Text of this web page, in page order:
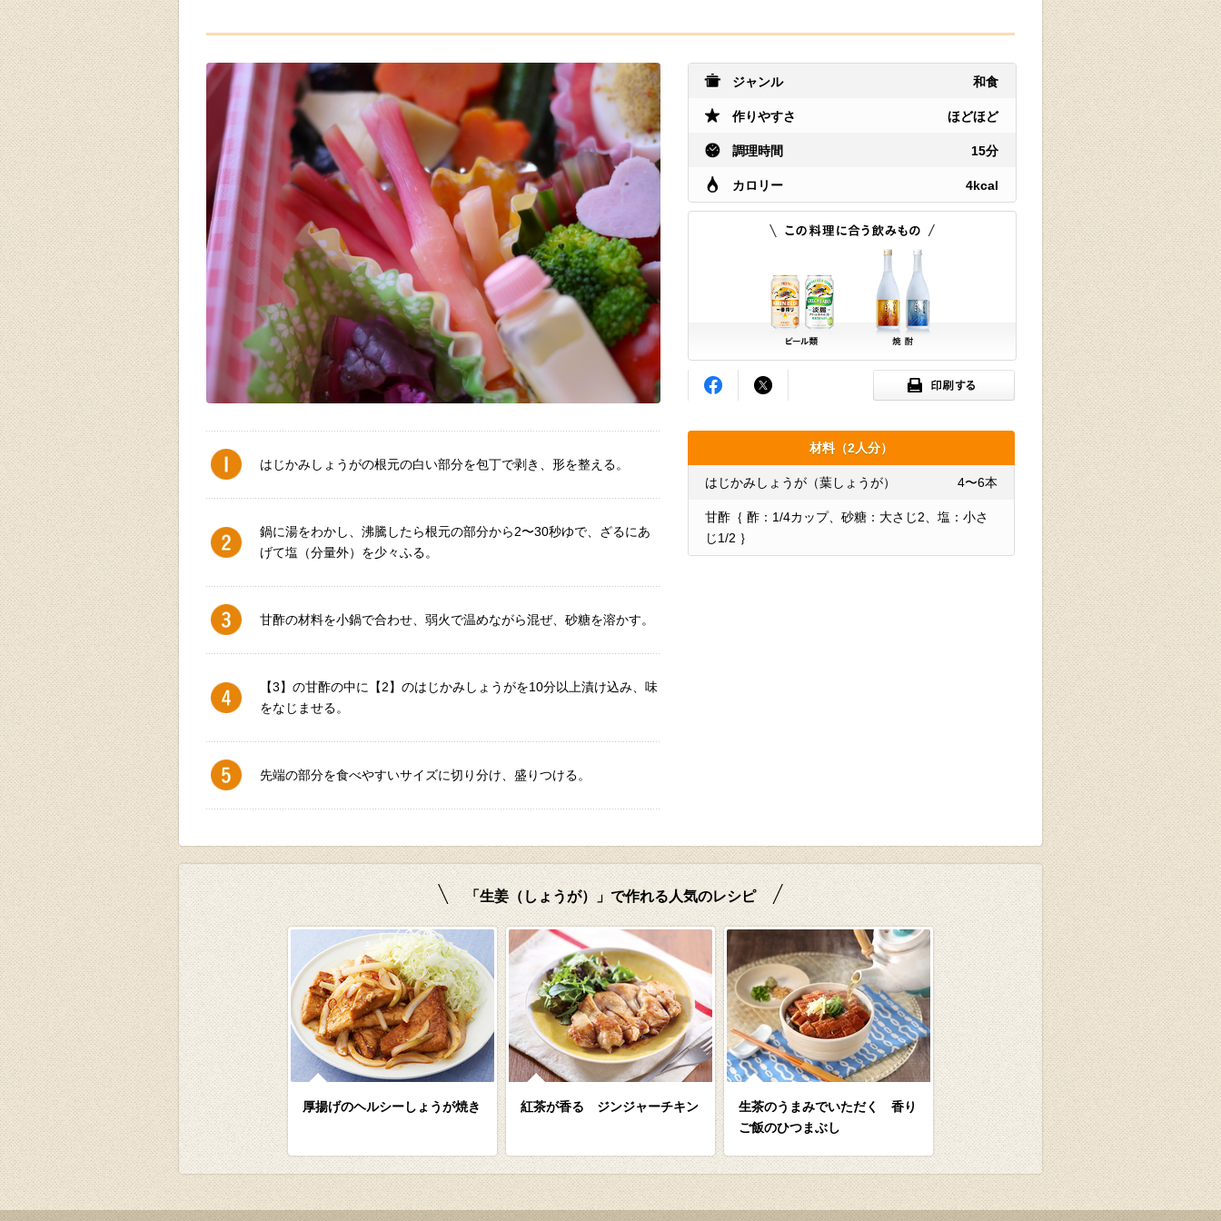
ジャンル 和食
作りやすさ ほどほど
調理時間 15分
カロリー 4kcal
材料（2人分）
はじかみしょうが（葉しょうが） 4〜6本
甘酢｛ 酢：1/4カップ、砂糖：大さじ2、塩：小さ
じ1/2 ｝
はじかみしょうがの根元の白い部分を包丁で剥き、形を整える。
鍋に湯をわかし、沸騰したら根元の部分から2〜30秒ゆで、ざるにあ
げて塩（分量外）を少々ふる。
甘酢の材料を小鍋で合わせ、弱火で温めながら混ぜ、砂糖を溶かす。
【3】の甘酢の中に【2】のはじかみしょうがを10分以上漬け込み、味
をなじませる。
先端の部分を食べやすいサイズに切り分け、盛りつける。
「生姜（しょうが）」で作れる人気のレシピ
厚揚げのヘルシーしょうが焼き 紅茶が香る ジンジャーチキン
生茶のうまみでいただく 香り
ご飯のひつまぶし